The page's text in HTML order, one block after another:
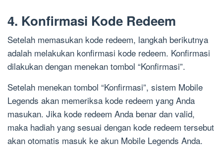
4. Konfirmasi Kode Redeem
Setelah memasukan kode redeem, langkah berikutnya
adalah melakukan konfirmasi kode redeem. Konfirmasi
dilakukan dengan menekan tombol “Konfirmasi”.
Setelah menekan tombol “Konfirmasi”, sistem Mobile
Legends akan memeriksa kode redeem yang Anda
masukan. Jika kode redeem Anda benar dan valid,
maka hadiah yang sesuai dengan kode redeem tersebut
akan otomatis masuk ke akun Mobile Legends Anda.